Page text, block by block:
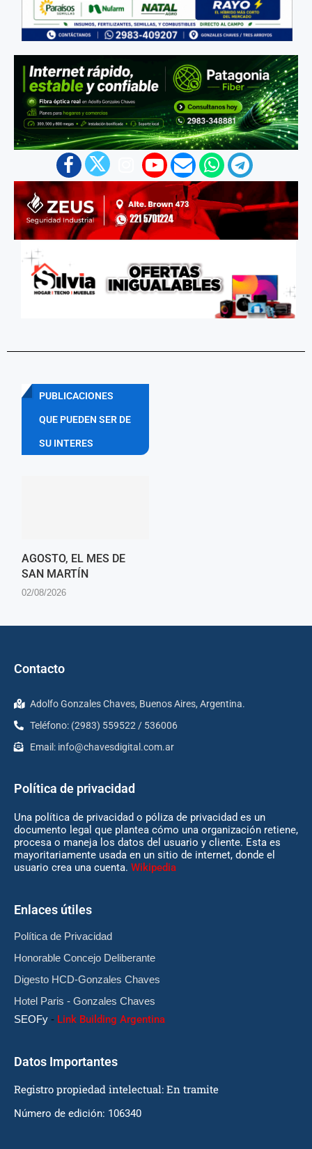
PUBLICACIONES
QUE PUEDEN SER DE
SU INTERES
AGOSTO, EL MES DE
SAN MARTÍN
02/08/2026
Contacto
Adolfo Gonzales Chaves, Buenos Aires, Argentina.
Teléfono: (2983) 559522 / 536006
Email: info@chavesdigital.com.ar
Política de privacidad
Una política de privacidad o póliza de privacidad es un
documento legal que plantea cómo una organización retiene,
procesa o maneja los datos del usuario y cliente. Esta es
mayoritariamente usada en un sitio de internet, donde el
usuario crea una cuenta. Wikipedia
Enlaces útiles
Política de Privacidad
Honorable Concejo Deliberante
Digesto HCD-Gonzales Chaves
Hotel Paris - Gonzales Chaves
SEOFy - Link Building Argentina
Datos Importantes
Registro propiedad intelectual: En tramite
Número de edición: 106340